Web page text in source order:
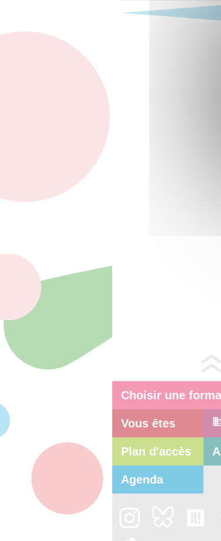
Choisir une
Vous êtes
Plan d'accès
Agenda